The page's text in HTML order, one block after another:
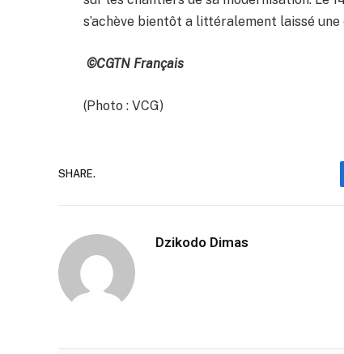
s’achève bientôt a littéralement laissé
©CGTN Français
(Photo : VCG)
SHARE.
Dzikodo Dimas